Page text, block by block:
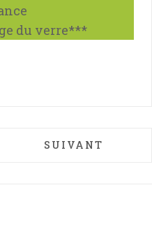
du verre***
: DES ÉCOGESTES
ARTICLE
SUIVANT